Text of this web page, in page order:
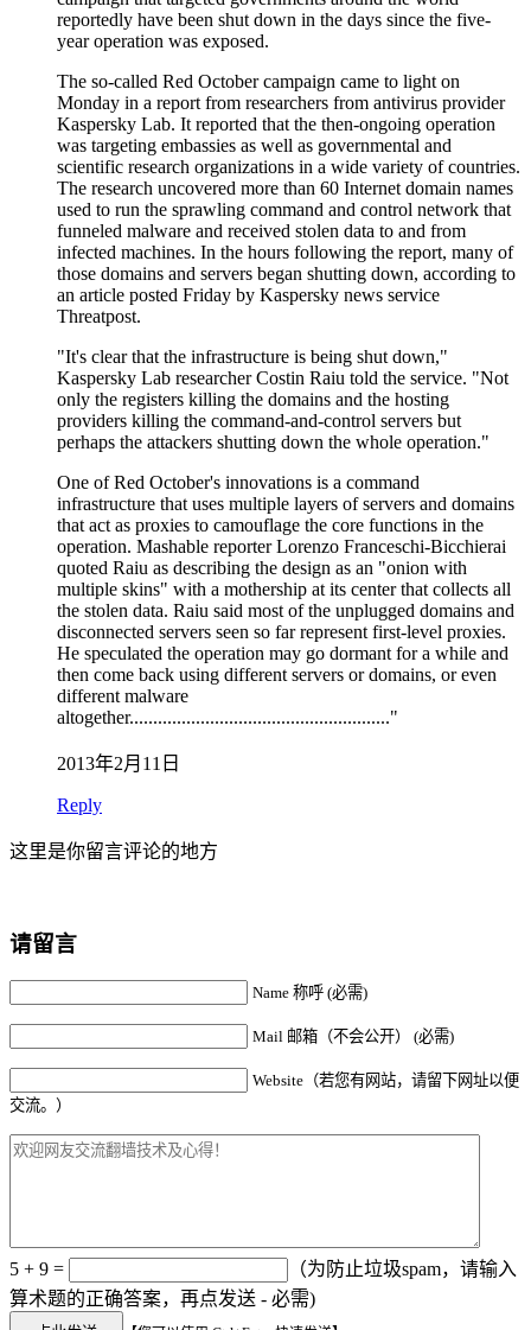
reportedly have been shut down in the days since the five-
year operation was exposed.
The so-called Red October campaign came to light on
Monday in a report from researchers from antivirus provider
Kaspersky Lab. It reported that the then-ongoing operation
was targeting embassies as well as governmental and
scientific research organizations in a wide variety of countries.
The research uncovered more than 60 Internet domain names
used to run the sprawling command and control network that
funneled malware and received stolen data to and from
infected machines. In the hours following the report, many of
those domains and servers began shutting down, according to
an article posted Friday by Kaspersky news service
Threatpost.
"It's clear that the infrastructure is being shut down,"
Kaspersky Lab researcher Costin Raiu told the service. "Not
only the registers killing the domains and the hosting
providers killing the command-and-control servers but
perhaps the attackers shutting down the whole operation."
One of Red October's innovations is a command
infrastructure that uses multiple layers of servers and domains
that act as proxies to camouflage the core functions in the
operation. Mashable reporter Lorenzo Franceschi-Bicchierai
quoted Raiu as describing the design as an "onion with
multiple skins" with a mothership at its center that collects all
the stolen data. Raiu said most of the unplugged domains and
disconnected servers seen so far represent first-level proxies.
He speculated the operation may go dormant for a while and
then come back using different servers or domains, or even
different malware
altogether......................................................."
2013年2月11日
Reply
这里是你留言评论的地方
请留言
Name 称呼 (必需)
Mail 邮箱（不会公开） (必需)
Website（若您有网站，请留下网址以便
交流。）
5 + 9 =
（为防止垃圾spam，请输入
算术题的正确答案，再点发送 - 必需)